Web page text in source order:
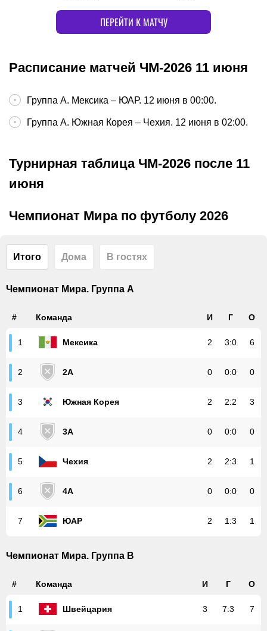
ПЕРЕЙТИ К МАТЧУ
Расписание матчей ЧМ-2026 11 июня
Группа А. Мексика – ЮАР. 12 июня в 00:00.
Группа A. Южная Корея – Чехия. 12 июня в 02:00.
Турнирная таблица ЧМ-2026 после 11
июня
Чемпионат Мира по футболу 2026
Итого Дома В гостях
Чемпионат Мира. Группа A
# Команда И Г О
1 Мексика 2 3:0 6
2 2A 0 0:0 0
3 Южная Корея 2 2:2 3
4 3A 0 0:0 0
5 Чехия 2 2:3 1
6 4A 0 0:0 0
7 ЮАР 2 1 :3 1
Чемпионат Мира. Группа В
# Команда И Г О
1 Швейцария 3 7:3 7